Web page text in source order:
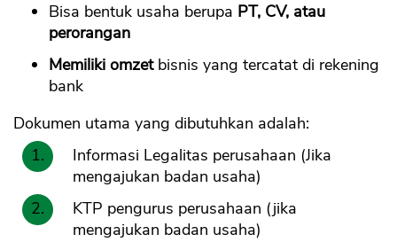
Bisa bentuk usaha berupa PT, CV, atau
perorangan
Memiliki omzetbisnis yang tercatat di rekening
bank
Dokumen utama yang dibutuhkan adalah:
Informasi Legalitas perusahaan (Jika
mengajukan badan usaha)
KTP pengurus perusahaan (jika
mengajukan badan usaha)